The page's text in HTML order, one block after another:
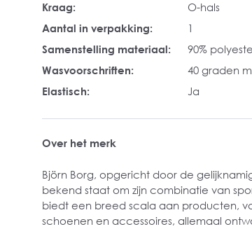
Kraag:
O-hals
Aantal in verpakking:
1
Samenstelling materiaal:
90%
Wasvoorschriften:
40 graden
Elastisch:
Ja
Over het merk
Björn Borg, opgericht door de
bekend staat om zijn combinatie van
biedt een breed scala aan producten,
schoenen en accessoires, allemaal